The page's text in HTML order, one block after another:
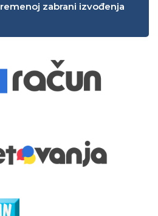
zabrani izvođenja